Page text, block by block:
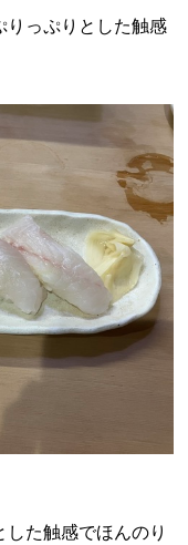
りっぷりとした触感
た触感でほんのり